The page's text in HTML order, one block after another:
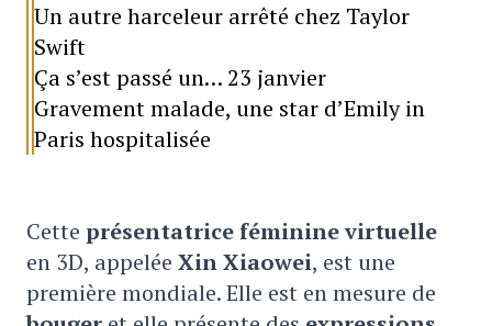
Un autre harceleur arrêté chez Taylor
Swift
Ça s’est passé un… 23 janvier
Gravement malade, une star d’Emily in
Paris hospitalisée
Cette présentatrice féminine virtuelle
en 3D, appelée Xin Xiaowei, est une
première mondiale. Elle est en mesure de